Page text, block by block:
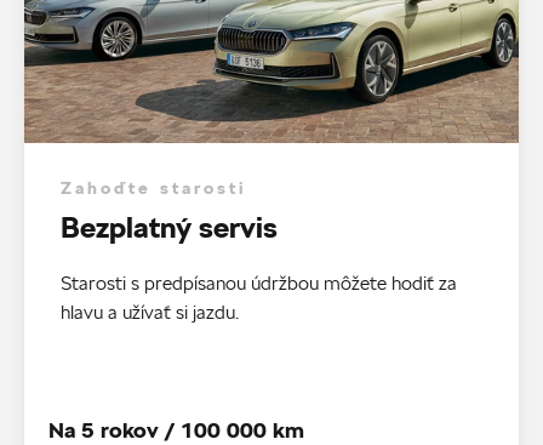
Zahoďte starosti
Bezplatný servis
Starosti s predpísanou údržbou môžete hodiť za
hlavu a užívať si jazdu.
Na 5 rokov / 100 000 km